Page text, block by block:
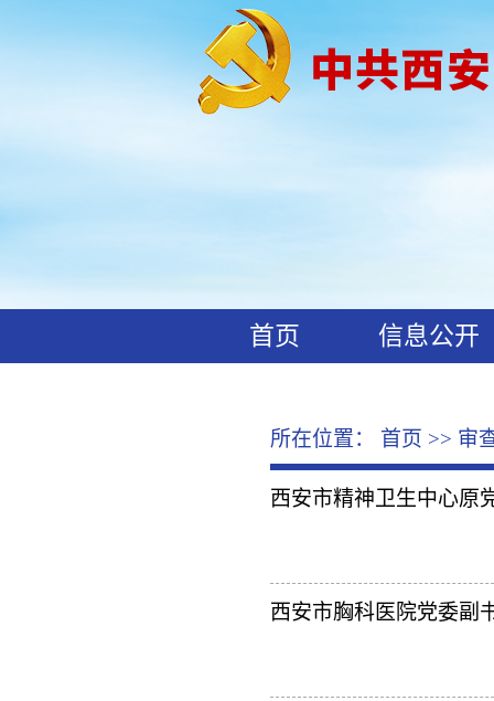
首页
信息公开
所在位置： 首页 >> 审
西安市精神卫生中心原
西安市胸科医院党委副